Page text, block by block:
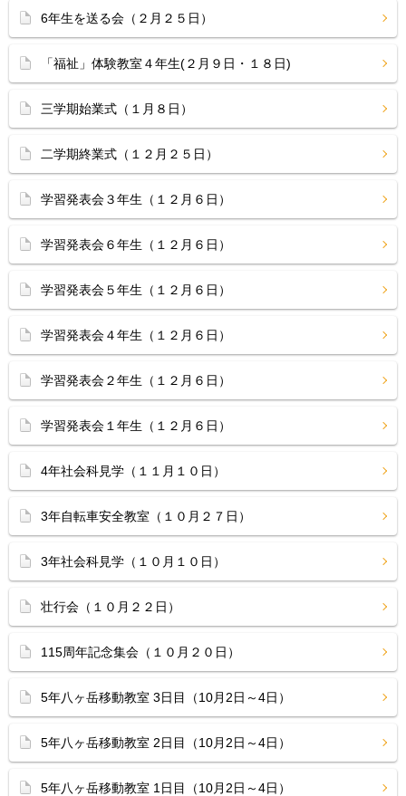
6年生を送る会（２月２５日）
「福祉」体験教室４年生(２月９日・１８日)
三学期始業式（１月８日）
二学期終業式（１２月２５日）
学習発表会３年生（１２月６日）
学習発表会６年生（１２月６日）
学習発表会５年生（１２月６日）
学習発表会４年生（１２月６日）
学習発表会２年生（１２月６日）
学習発表会１年生（１２月６日）
4年社会科見学（１１月１０日）
3年自転車安全教室（１０月２７日）
3年社会科見学（１０月１０日）
壮行会（１０月２２日）
115周年記念集会（１０月２０日）
5年八ヶ岳移動教室 3日目（10月2日～4日）
5年八ヶ岳移動教室 2日目（10月2日～4日）
5年八ヶ岳移動教室 1日目（10月2日～4日）